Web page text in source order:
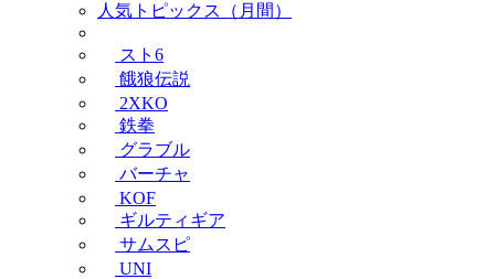
人気トピックス（月間）
スト6
餓狼伝説
2XKO
鉄拳
グラブル
バーチャ
KOF
ギルティギア
サムスピ
UNI